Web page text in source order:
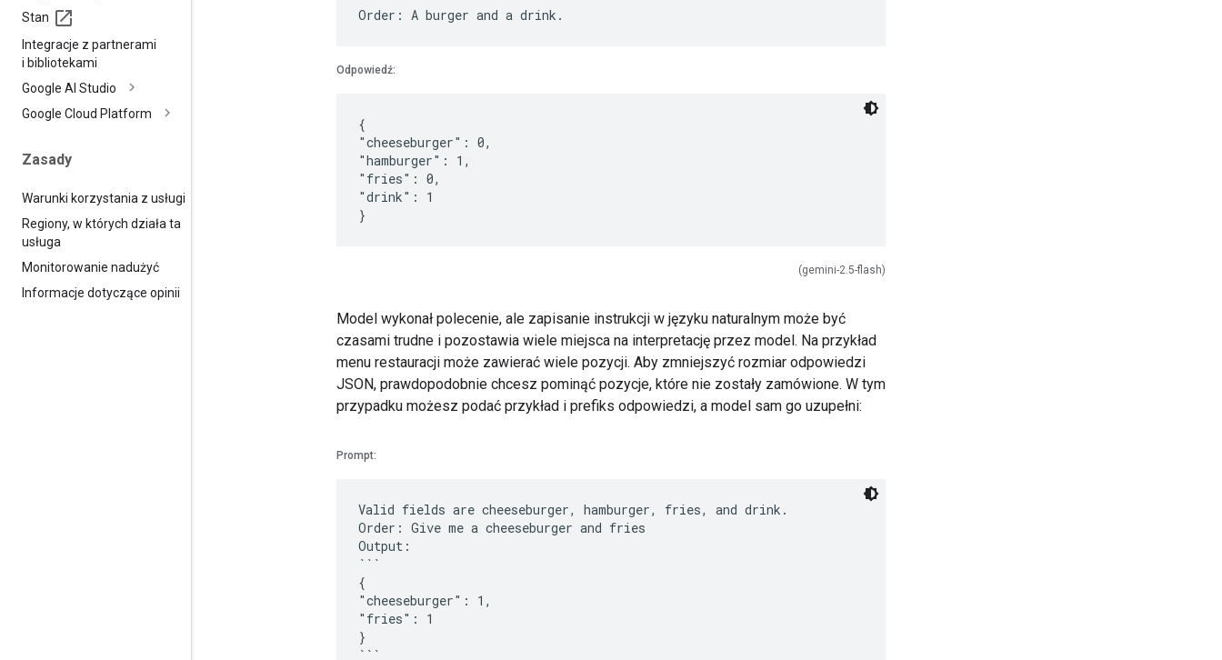
Stan
Integracje z partnerami
i bibliotekami
Google AI Studio
Google Cloud Platform
Zasady
Warunki korzystania z usługi
Regiony, w których działa ta
usługa
Monitorowanie nadużyć
Informacje dotyczące opinii
Odpowiedź:
{
"cheeseburger": 0,
"hamburger": 1,
"fries": 0,
"drink": 1
(gemini-2.5-flash)
Model wykonał polecenie, ale zapisanie instrukcji w języku naturalnym może być
czasami trudne i pozostawia wiele miejsca na interpretację przez model. Na przykład
menu restauracji może zawierać wiele pozycji. Aby zmniejszyć rozmiar odpowiedzi
JSON, prawdopodobnie chcesz pominąć pozycje, które nie zostały zamówione. W tym
przypadku możesz podać przykład i prefiks odpowiedzi, a model sam go uzupełni:
Prompt:
Valid fields are cheeseburger, hamburger, fries, and drink.
Order: Give me a cheeseburger and fries
Output:
```
{
"cheeseburger": 1,
"fries": 1
}
```